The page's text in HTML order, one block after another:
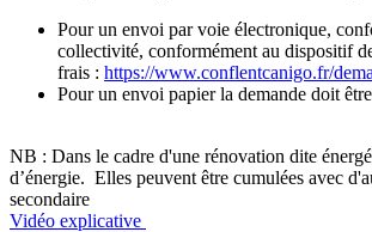
Pour un envoi par voie électronique,
collectivité, conformément au dispositif
frais : https://www.conflentcanigo.fr/
Pour un envoi papier la demande doit
NB : Dans le cadre d'une rénovation dite
d’énergie. Elles peuvent être cumulées avec
secondaire
Vidéo explicative